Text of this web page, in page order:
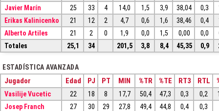
Javier Marín
25 33 4 14,0 1,5 3,9 38,04 0,3
Erikas Kalinicenko
21 12 2 4,7 0,6 1,6 38,46 0,4
Alberto Artiles
21 2 0 1,9 0,0 1,5 0,00 0,0
Totales
25,1 34 201,5 3,8 8,4 45,35 0,9
ESTADÍSTICA AVANZADA
Jugador Edad PJ PT MIN %TR %TE RT3 RTL
Vasilije Vucetic 22 18 8 17,7 50,4 47,3 0,3 0,2
Josep Franch
27 30 29 27,8 49,4 44,8 0,4
0,3